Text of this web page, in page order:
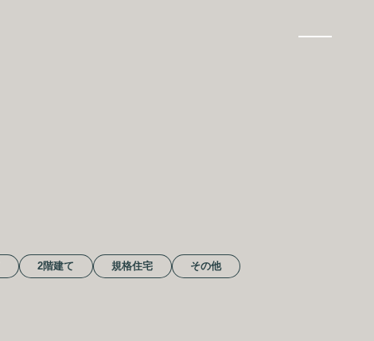
2階建て 規格住宅 その他